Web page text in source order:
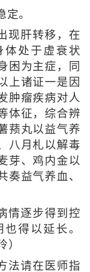
。
现肝转移，在
体处于虚衰状
困为主症，同
上诸证一是因
肿瘤疾病对人
体征，综合辨
蓣丸以益气养
八月札以解毒
芽、鸡内金以
奏益气养血、
情逐步得到控
得以延长。
）
法请在医师指